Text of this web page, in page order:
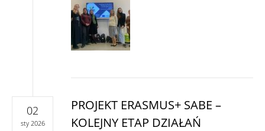
PROJEKT ERASMUS+ SABE –
KOLEJNY ETAP DZIAŁAŃ
02
sty 2026